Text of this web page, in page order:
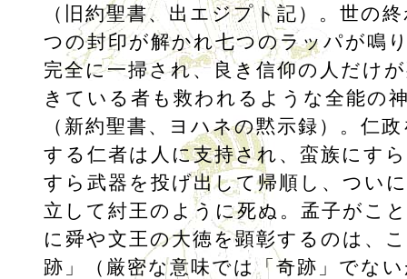
（旧約聖書、出エジプト記）。世の
つの封印が解かれ七つのラッパが鳴
完全に一掃され、良き信仰の人だけ
きている者も救われるような全能の
（新約聖書、ヨハネの黙示録）。仁
する仁者は人に支持され、蛮族にす
すら武器を投げ出して帰順し、つい
立して紂王のように死ぬ。孟子がこ
に舜や文王の大徳を顕彰するのは、
跡」（厳密な意味では「奇跡」でな